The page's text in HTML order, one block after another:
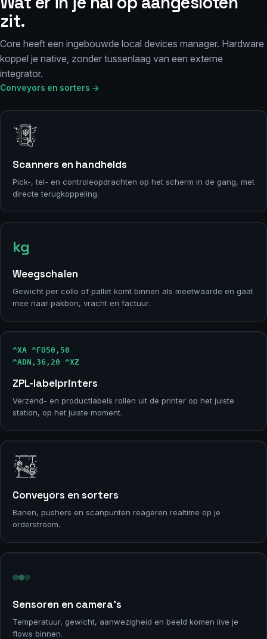
zit.
Core heeft een ingebouwde local devices manager. Hardware
koppel je native, zonder tussenlaag van een externe
integrator.
Conveyors en sorters →
Scanners en handhelds
Pick-, tel- en controleopdrachten op het scherm in de gang, met
directe terugkoppeling.
kg
Weegschalen
Gewicht per collo of pallet komt binnen als meetwaarde en gaat
mee naar pakbon, vracht en factuur.
^XA ^FO50,50
^ADN,36,20 ^XZ
ZPL-labelprinters
Verzend- en productlabels rollen uit de printer op het juiste
station, op het juiste moment.
Conveyors en sorters
Banen, pushers en scanpunten reageren realtime op je
orderstroom.
Sensoren en camera’s
Temperatuur, gewicht, aanwezigheid en beeld komen live je
flows binnen.